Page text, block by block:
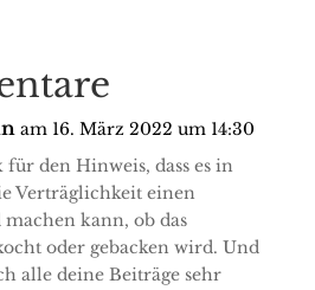
am 16. März 2022 um 14:30
den Hinweis, dass es in
Verträglichkeit einen
kann, ob das
oder gebacken wird. Und
alle deine Beiträge sehr